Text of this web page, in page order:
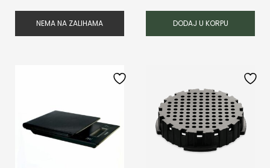
NEMA NA ZALIHAMA DODAJ U KORPU